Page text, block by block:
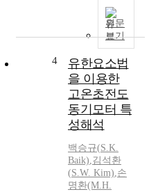
원문
보기
4
유한요소법
을 이용한
고온초전도
동기모터 특
성해석
백승규(S.K.
Baik),김석환
(S.W. Kim),손
명환(M.H.